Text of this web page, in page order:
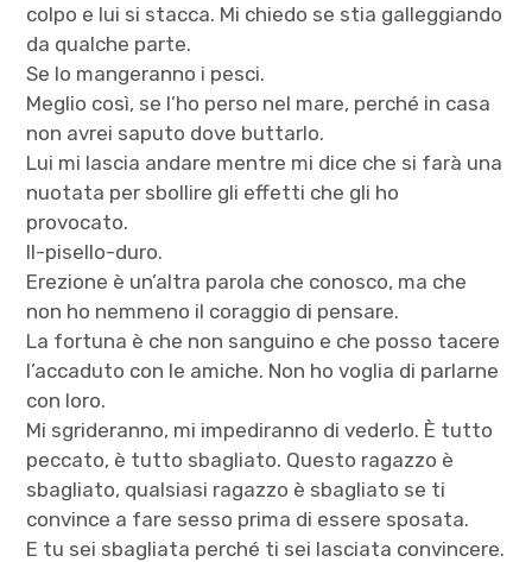
colpo e lui si stacca. Mi chiedo se stia galleggiando
da qualche parte.
Se lo mangeranno i pesci.
Meglio così, se l’ho perso nel mare, perché in casa
non avrei saputo dove buttarlo.
Lui mi lascia andare mentre mi dice che si farà una
nuotata per sbollire gli effetti che gli ho
provocato.
Il-pisello-duro.
Erezione è un’altra parola che conosco, ma che
non ho nemmeno il coraggio di pensare.
La fortuna è che non sanguino e che posso tacere
l’accaduto con le amiche. Non ho voglia di parlarne
con loro.
Mi sgrideranno, mi impediranno di vederlo. È tutto
peccato, è tutto sbagliato. Questo ragazzo è
sbagliato, qualsiasi ragazzo è sbagliato se ti
convince a fare sesso prima di essere sposata.
E tu sei sbagliata perché ti sei lasciata convincere.